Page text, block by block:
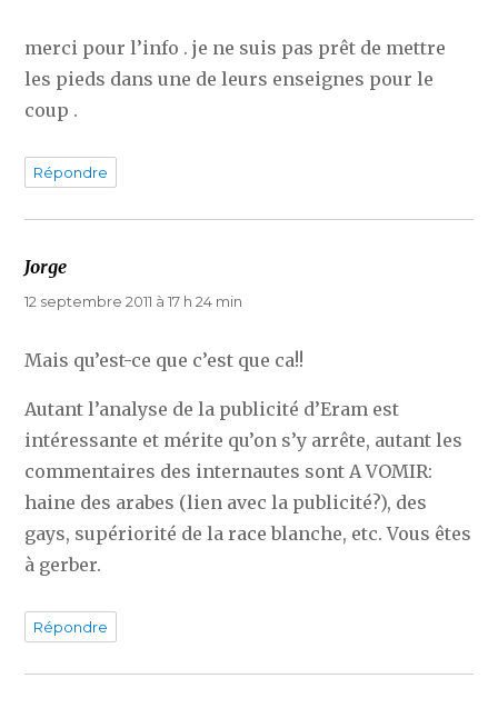
merci pour l’info . je ne suis pas prêt de mettre
les pieds dans une de leurs enseignes pour le
coup .
Répondre
Jorge
12 septembre 2011 à 17 h 24 min
Mais qu’est-ce que c’est que ca!!
Autant l’analyse de la publicité d’Eram est
intéressante et mérite qu’on s’y arrête, autant les
commentaires des internautes sont A VOMIR:
haine des arabes (lien avec la publicité?), des
gays, supériorité de la race blanche, etc. Vous êtes
à gerber.
Répondre